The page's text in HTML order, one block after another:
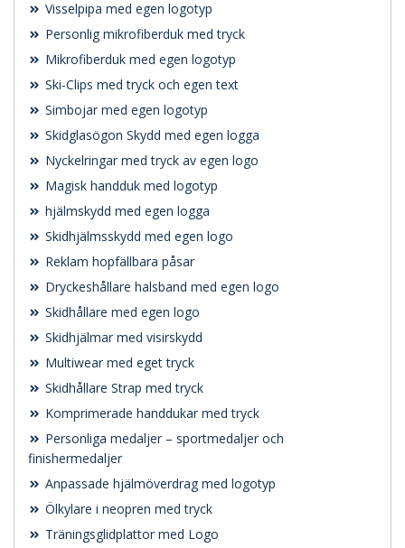
Visselpipa med egen logotyp
Personlig mikrofiberduk med tryck
Mikrofiberduk med egen logotyp
Ski-Clips med tryck och egen text
Simbojar med egen logotyp
Skidglasögon Skydd med egen logga
Nyckelringar med tryck av egen logo
Magisk handduk med logotyp
hjälmskydd med egen logga
Skidhjälmsskydd med egen logo
Reklam hopfällbara påsar
Dryckeshållare halsband med egen logo
Skidhållare med egen logo
Skidhjälmar med visirskydd
Multiwear med eget tryck
Skidhållare Strap med tryck
Komprimerade handdukar med tryck
Personliga medaljer – sportmedaljer och
finishermedaljer
Anpassade hjälmöverdrag med logotyp
Ölkylare i neopren med tryck
Träningsglidplattor med Logo